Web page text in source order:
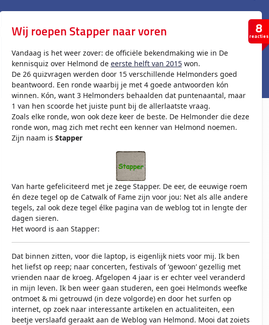
8
reacties
Wij roepen Stapper naar voren
Vandaag is het weer zover: de officiële bekendmaking wie in De
kennisquiz over Helmond de eerste helft van 2015won.
De 26 quizvragen werden door 15 verschillende Helmonders goed
beantwoord. Een ronde waarbij je met 4 goede antwoorden kón
winnen. Kón, want 3 Helmonders behaalden dat puntenaantal, maar
1 van hen scoorde het juiste punt bij de allerlaatste vraag.
Zoals elke ronde, won ook deze keer de beste. De Helmonder die deze
ronde won, mag zich met recht een kenner van Helmond noemen.
Zijn naam is Stapper
Van harte gefeliciteerd met je zege Stapper. De eer, de eeuwige roem
én deze tegel op de Catwalk of Fame zijn voor jou: Net als alle andere
tegels, zal ook deze tegel élke pagina van de weblog tot in lengte der
dagen sieren.
Het woord is aan Stapper:
Dat binnen zitten, voor die laptop, is eigenlijk niets voor mij. Ik ben
het liefst op reep; naar concerten, festivals of ‘gewoon’ gezellig met
vrienden naar de kroeg. Afgelopen 4 jaar is er echter veel veranderd
in mijn leven. Ik ben weer gaan studeren, een goei Helmonds weefke
ontmoet & mi getrouwd (in deze volgorde) en door het surfen op
internet, op zoek naar interessante artikelen en actualiteiten, een
beetje verslaafd geraakt aan de Weblog van Helmond. Mooi dat zoiets